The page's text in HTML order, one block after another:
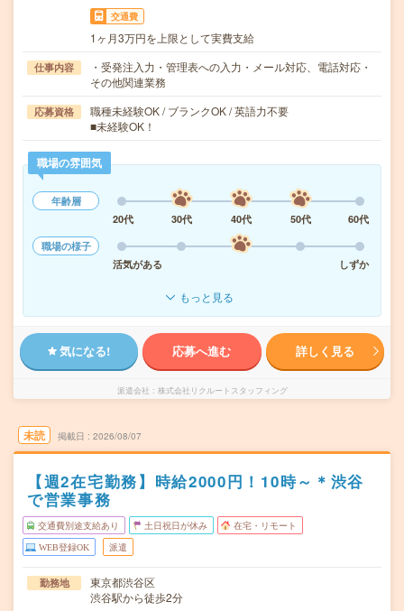
交通費
1ヶ月3万円を上限として実費支給
仕事内容
・受発注入力・管理表への入力・メール対応、電話対応・
その他関連業務
応募資格
職種未経験OK / ブランクOK / 英語力不要
■未経験OK！
職場の雰囲気
年齢層
20代
30代 40代 50代
60代
職場の様子
活気がある
しずか
もっと見る
気になる! 応募へ進む 詳しく見る
派遣会社 株式会社リクルートスタッフィング
未読 掲載日 2026/08/07
【週2在宅勤務】時給2000円！10時～＊渋谷
で営業事務
交通費別途支給あり 土日祝日が休み 在宅・リモート
WEB登録OK 派遣
勤務地
東京都渋谷区
渋谷駅から徒歩2分